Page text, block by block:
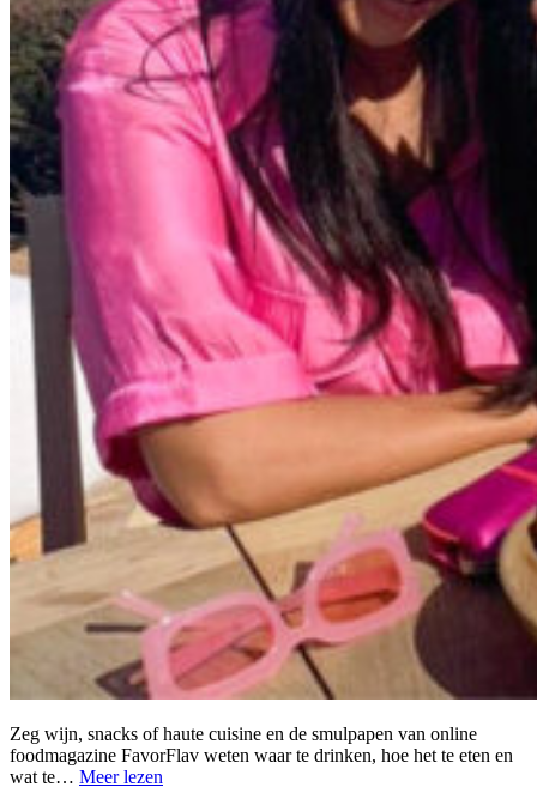
Zeg wijn, snacks of haute cuisine en de smulpapen van online
foodmagazine FavorFlav weten waar te drinken, hoe het te eten en
wat te… Meer lezen